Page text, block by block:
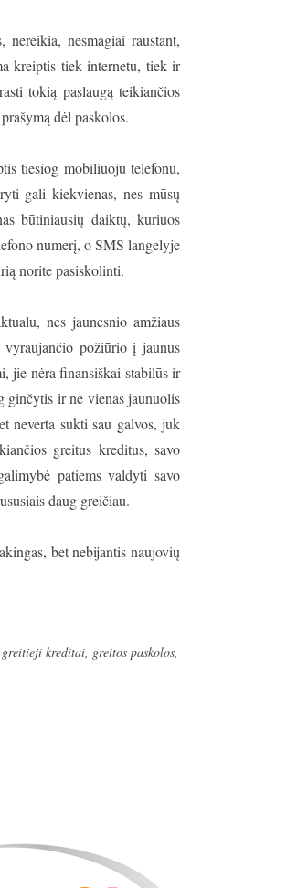
nesmagiai raustant,
kreiptis tiek internetu, tiek ir
tokią paslaugą teikiančios
dėl paskolos.
tiesiog mobiliuoju telefonu,
gali kiekvienas, nes mūsų
būtiniausių daiktų, kuriuos
numerį, o SMS langelyje
norite pasiskolinti.
nes jaunesnio amžiaus
vyraujančio požiūrio į jaunus
jie nėra finansiškai stabilūs ir
ginčytis ir ne vienas jaunuolis
neverta sukti sau galvos, juk
greitus kreditus, savo
patiems valdyti savo
daug greičiau.
bet nebijantis naujovių
greitieji kreditai, greitos paskolos,